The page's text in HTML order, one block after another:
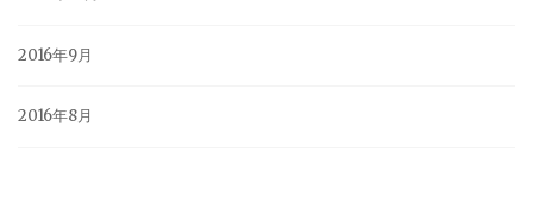
2016年9月
2016年8月